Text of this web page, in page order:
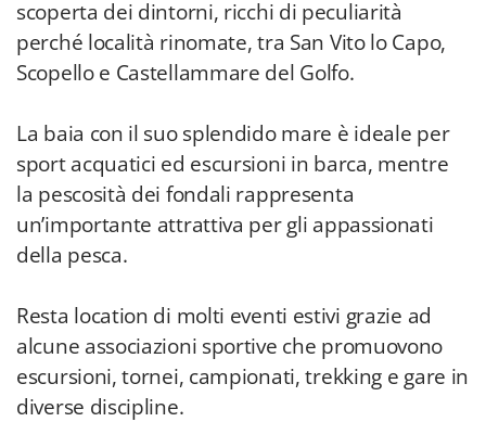
scoperta dei dintorni, ricchi di peculiarità
perché località rinomate, tra San Vito lo Capo,
Scopello e Castellammare del Golfo.
La baia con il suo splendido mare è ideale per
sport acquatici ed escursioni in barca, mentre
la pescosità dei fondali rappresenta
un’importante attrattiva per gli appassionati
della pesca.
Resta location di molti eventi estivi grazie ad
alcune associazioni sportive che promuovono
escursioni, tornei, campionati, trekking e gare in
diverse discipline.